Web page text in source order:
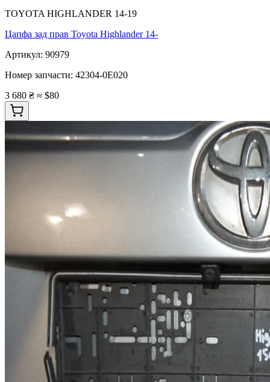
TOYOTA HIGHLANDER 14-19
Цапфа зад прав Toyota Highlander 14-
Артикул: 90979
Номер запчасти: 42304-0E020
3 680 ₴ ≈ $80